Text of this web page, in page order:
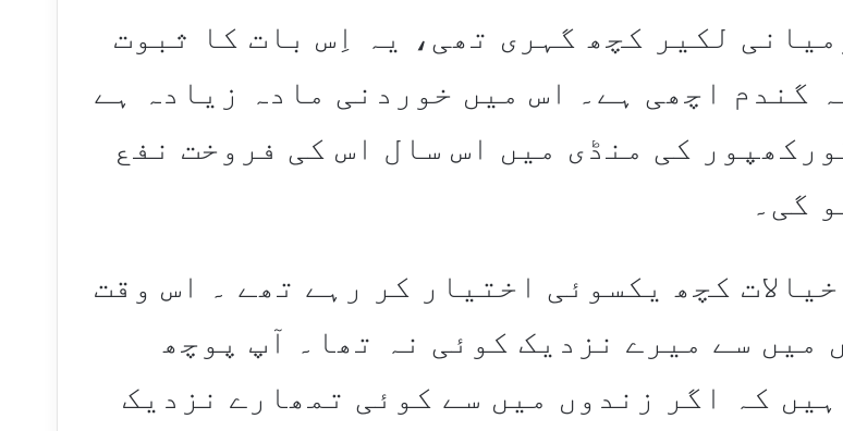
لکیر کچھ گہری تھی، یہ اِس بات کا ثبوت
گندم اچھی ہے۔ اس میں خوردنی مادہ زیادہ ہے
کی منڈی میں اس سال اس کی فروخت نفع
گی۔
کچھ یکسوئی اختیار کر رہے تھے ۔ اس وقت
میں سے میرے نزدیک کوئی نہ تھا۔ آپ پوچھ
کہ اگر زندوں میں سے کوئی تمھارے نزدیک